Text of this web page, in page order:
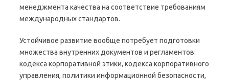
менеджмента качества на соответствие требованиям
международных стандартов.
Устойчивое развитие вообще потребует подготовки
множества внутренних документов и регламентов:
кодекса корпоративной этики, кодекса корпоративного
управления, политики информационной безопасности,